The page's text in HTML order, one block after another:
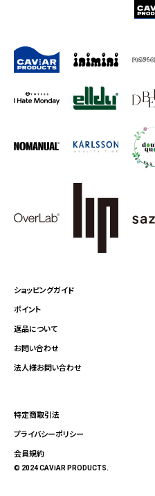
ショッピングガイド
ポイント
返品について
お問い合わせ
法人様お問い合わせ
特定商取引法
プライバシーポリシー
会員規約
© 2024 CAViAR PRODUCTS.